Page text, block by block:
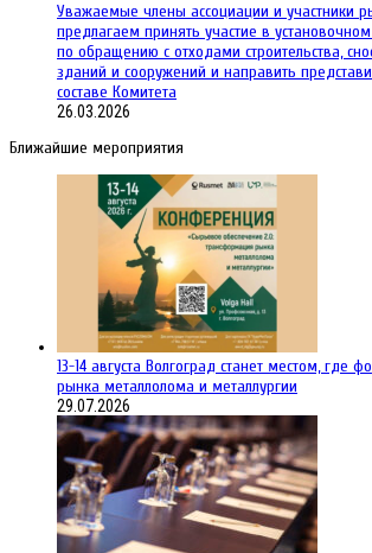
Уважаемые члены ассоциации и участники
предлагаем принять участие в
по обращению с отходами строительства,
зданий и сооружений и направить
составе Комитета
26.03.2026
Ближайшие мероприятия
13-14 августа Волгоград станет местом, где
рынка металлолома и металлургии
29.07.2026